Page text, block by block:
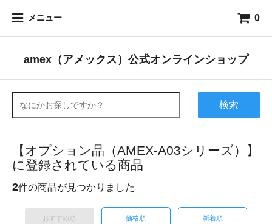
メニュー 0
amex（アメックス）公式オンラインショップ
検索
【オプション品（AMEX-A03シリーズ）】
に登録されている商品
2件の商品が見つかりました
おすすめ順 価格順 新着順